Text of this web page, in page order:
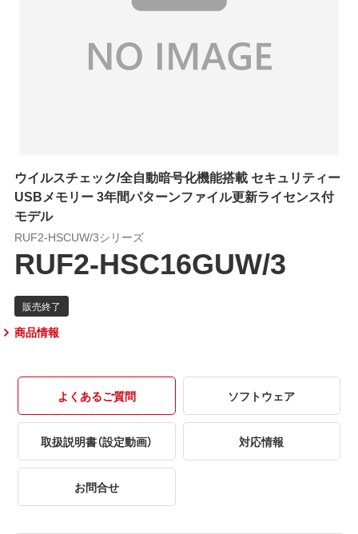
ウイルスチェック/全自動暗号化機能搭載 セキュリティー
USBメモリー 3年間パターンファイル更新ライセンス付
モデル
RUF2-HSCUW/3シリーズ
RUF2-HSC16GUW/3
商品情報
よくあるご質問 ソフトウェア
取扱説明書（設定動画） 対応情報
お問合せ